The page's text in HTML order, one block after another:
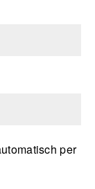
per